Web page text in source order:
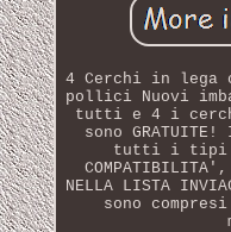
4 Cerchi in lega
pollici Nuovi
tutti e 4 i
sono
tutti i tipi di
COMPATIBILITA',
NELLA LISTA
sono